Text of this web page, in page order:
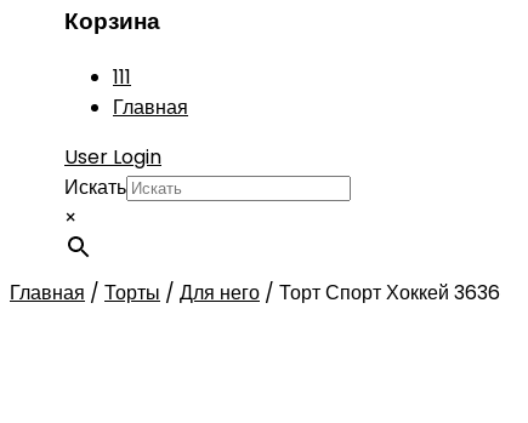
Корзина
111
Главная
User Login
Искать
×
Главная / Торты / Для него / Торт Спорт Хоккей 3636